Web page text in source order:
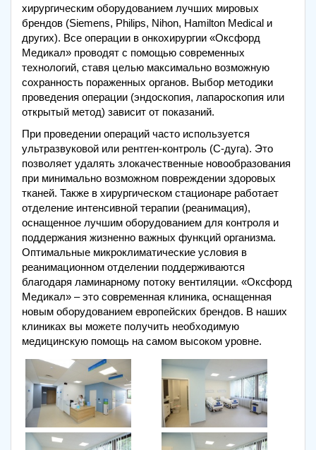
хирургическим оборудованием лучших мировых
брендов (Siemens, Philips, Nihon, Hamilton Medical и
других). Все операции в онкохирургии «Оксфорд
Медикал» проводят с помощью современных
технологий, ставя целью максимально возможную
сохранность пораженных органов. Выбор методики
проведения операции (эндоскопия, лапароскопия или
открытый метод) зависит от показаний.
При проведении операций часто используется
ультразвуковой или рентген-контроль (С-дуга). Это
позволяет удалять злокачественные новообразования
при минимально возможном повреждении здоровых
тканей. Также в хирургическом стационаре работает
отделение интенсивной терапии (реанимация),
оснащенное лучшим оборудованием для контроля и
поддержания жизненно важных функций организма.
Оптимальные микроклиматические условия в
реанимационном отделении поддерживаются
благодаря ламинарному потоку вентиляции. «Оксфорд
Медикал» – это современная клиника, оснащенная
новым оборудованием европейских брендов. В наших
клиниках вы можете получить необходимую
медицинскую помощь на самом высоком уровне.